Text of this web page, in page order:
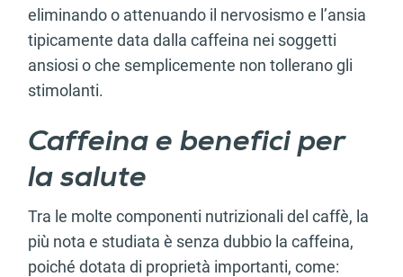
eliminando o attenuando il nervosismo e l’ansia
tipicamente data dalla caffeina nei soggetti
ansiosi o che semplicemente non tollerano gli
stimolanti.
Caffeina e benefici per
la salute
Tra le molte componenti nutrizionali del caffè, la
più nota e studiata è senza dubbio la caffeina,
poiché dotata di proprietà importanti, come: